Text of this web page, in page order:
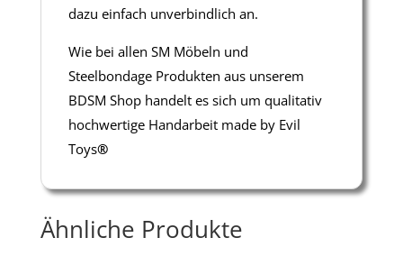
dazu einfach unverbindlich an.
Wie bei allen SM Möbeln und
Steelbondage Produkten aus unserem
BDSM Shop handelt es sich um qualitativ
hochwertige Handarbeit made by Evil
Toys®
Ähnliche Produkte